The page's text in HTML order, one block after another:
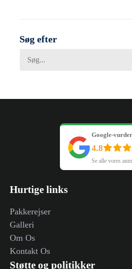
Søg efter
Google-
4.8
Se alle vores
Hurtige links
Pakkerejser
Galleri
Om Os
Kontakt Os
Støtte og politikker